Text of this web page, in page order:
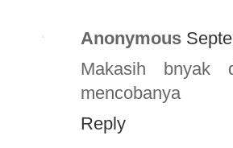
Anonymous
Makasih bnyak
mencobanya
Reply